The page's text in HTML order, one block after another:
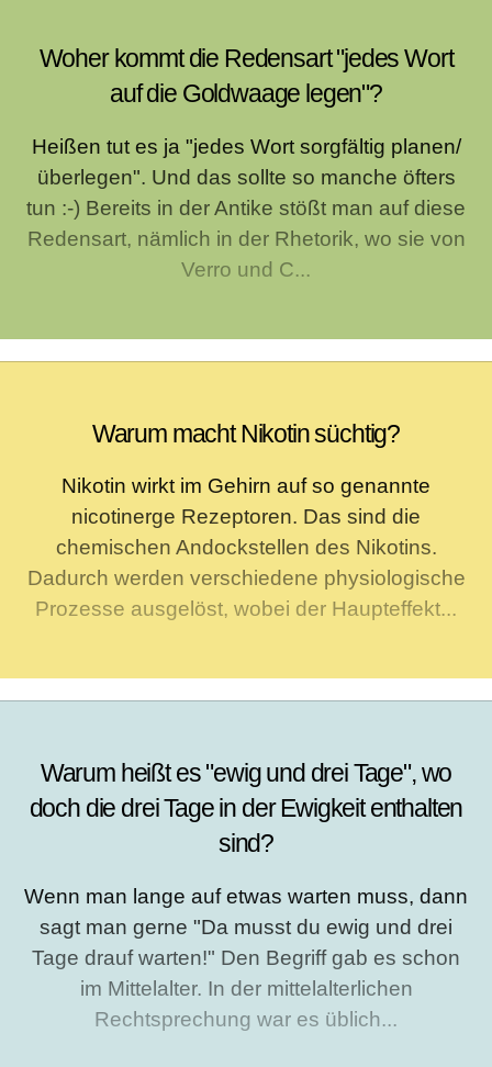
Woher kommt die Redensart "jedes Wort
auf die Goldwaage legen"?
Heißen tut es ja "jedes Wort sorgfältig planen/
überlegen". Und das sollte so manche öfters
tun :-) Bereits in der Antike stößt man auf diese
Redensart, nämlich in der Rhetorik, wo sie von
Verro und C...
Warum macht Nikotin süchtig?
Nikotin wirkt im Gehirn auf so genannte
nicotinerge Rezeptoren. Das sind die
chemischen Andockstellen des Nikotins.
Dadurch werden verschiedene physiologische
Prozesse ausgelöst, wobei der Haupteffekt...
Warum heißt es "ewig und drei Tage", wo
doch die drei Tage in der Ewigkeit enthalten
sind?
Wenn man lange auf etwas warten muss, dann
sagt man gerne "Da musst du ewig und drei
Tage drauf warten!" Den Begriff gab es schon
im Mittelalter. In der mittelalterlichen
Rechtsprechung war es üblich...